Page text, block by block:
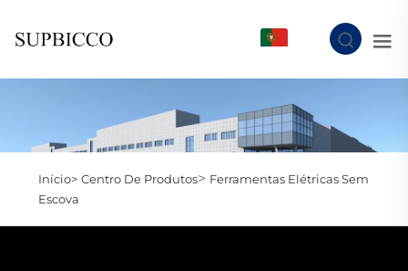
Início> Centro De Produtos> Ferramentas Elétricas Sem
Escova